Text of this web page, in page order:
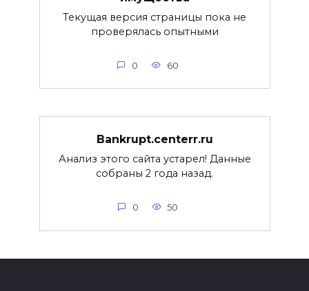
Текущая версия страницы пока не
проверялась опытными
0 60
Bankrupt.centerr.ru
Анализ этого сайта устарел! Данные
собраны 2 года назад.
0 50